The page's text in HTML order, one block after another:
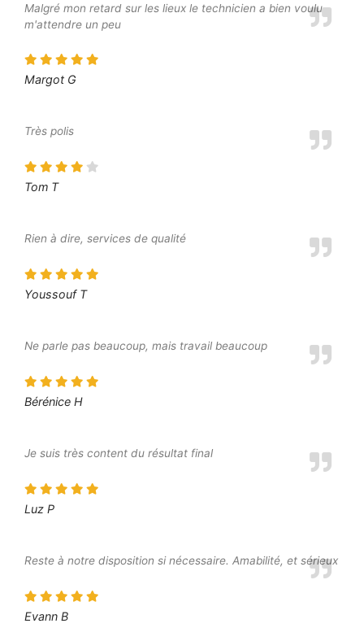
Malgré mon retard sur les lieux le technicien a bien voulu
m'attendre un peu
Margot G
Très polis
Tom T
Rien à dire, services de qualité
Youssouf T
Ne parle pas beaucoup, mais travail beaucoup
Bérénice H
Je suis très content du résultat final
Luz P
Reste à notre disposition si nécessaire. Amabilité, et sérieux
Evann B